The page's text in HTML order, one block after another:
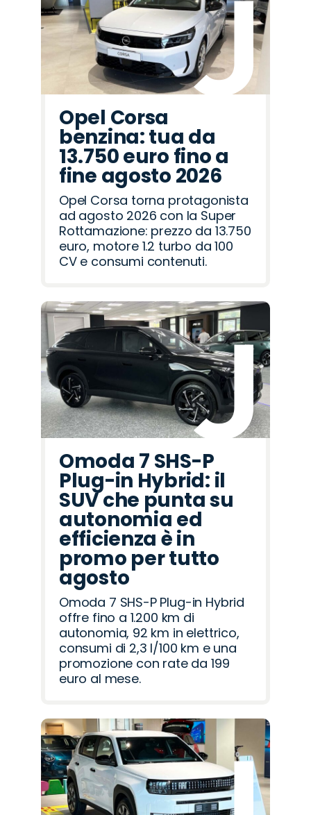
Opel Corsa
benzina: tua da
13.750 euro fino a
fine agosto 2026
Opel Corsa torna protagonista
ad agosto 2026 con la Super
Rottamazione: prezzo da 13.750
euro, motore 1.2 turbo da 100
CV e consumi contenuti.
Omoda 7 SHS-P
Plug-in Hybrid: il
SUV che punta su
autonomia ed
efficienza è in
promo per tutto
agosto
Omoda 7 SHS-P Plug-in Hybrid
offre fino a 1.200 km di
autonomia, 92 km in elettrico,
consumi di 2,3 l/100 km e una
promozione con rate da 199
euro al mese.